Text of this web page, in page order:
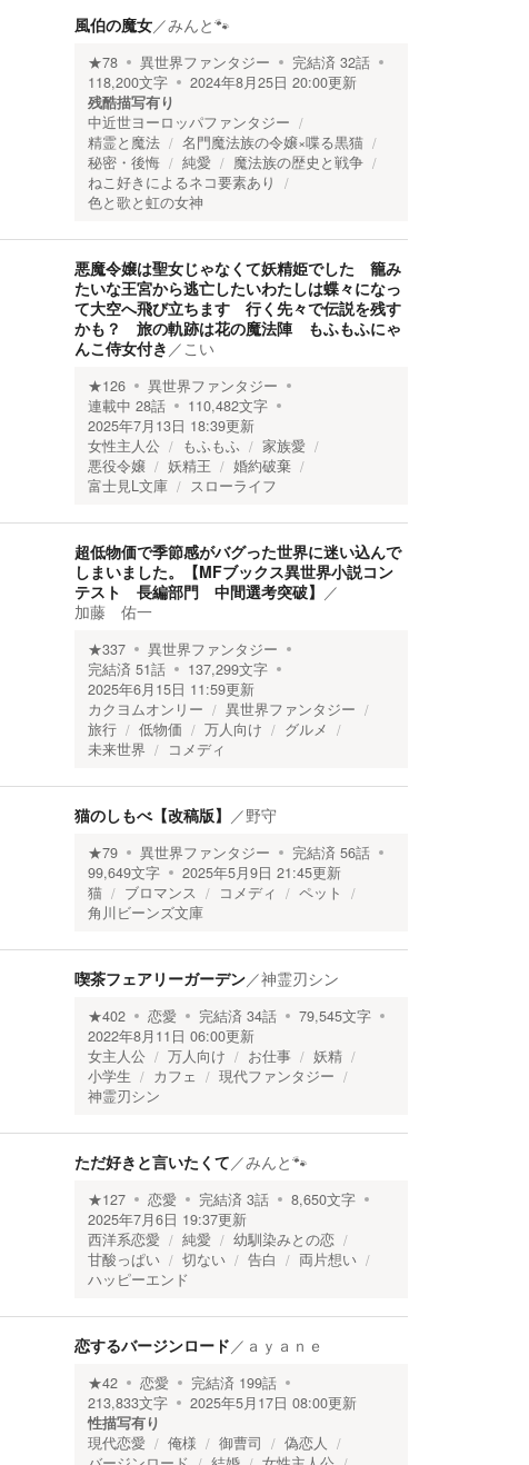
風伯の魔女／みんと🐾
★78 異世界ファンタジー 完結済 32話
118,200文字 2024年8月25日 20:00更新
残酷描写有り
中近世ヨーロッパファンタジー
精霊と魔法
名門魔法族の令嬢×喋る黒猫
秘密・後悔
純愛
魔法族の歴史と戦争
ねこ好きによるネコ要素あり
色と歌と虹の女神
悪魔令嬢は聖女じゃなくて妖精姫でした 籠み
たいな王宮から逃亡したいわたしは蝶々になっ
て大空へ飛び立ちます 行く先々で伝説を残す
かも？ 旅の軌跡は花の魔法陣 もふもふにゃ
んこ侍女付き ／ こい
★126
異世界ファンタジー
連載中 28話 110,482文字
2025年7月13日 18:39更新
女性主人公
もふもふ
家族愛
悪役令嬢
妖精王
婚約破棄
富士見L文庫
スローライフ
超低物価で季節感がバグった世界に迷い込んで
しまいました。【MFブックス異世界小説コン
テスト 長編部門 中間選考突破】 ／
加藤 佑一
★337
異世界ファンタジー
完結済 51話 137,299文字
2025年6月15日 11:59更新
カクヨムオンリー
異世界ファンタジー
旅行
低物価 万人向け
グルメ
未来世界
コメディ
猫のしもべ【改稿版】 ／野守
★79 異世界ファンタジー 完結済 56話
99,649文字 2025年5月9日 21:45更新
猫
ブロマンス コメディ
ペット
角川ビーンズ文庫
喫茶フェアリーガーデン／神霊刃シン
★402 恋愛 完結済 34話 79,545文字
2022年8月11日 06:00更新
女主人公
万人向け お仕事
妖精
小学生
カフェ
現代ファンタジー
神霊刃シン
ただ好きと言いたくて／みんと🐾
★127 恋愛 完結済 3話 8,650文字
2025年7月6日 19:37更新
西洋系恋愛
純愛
幼馴染みとの恋
甘酸っぱい
切ない 告白
両片想い
ハッピーエンド
恋するバージンロード／ ａｙａｎｅ
★42 恋愛 完結済 199話
213,833文字 2025年5月17日 08:00更新
性描写有り
現代恋愛
俺様 御曹司
偽恋人